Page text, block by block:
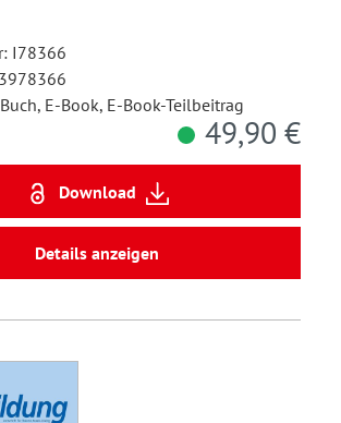
I78366
E-Book, E-Book-Teilbeitrag
49,90 €
Download
Details anzeigen